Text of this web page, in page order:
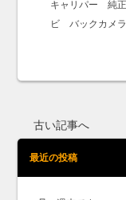
キャリパー 純
ビ バックカメラ
古い記事へ
最近の投稿